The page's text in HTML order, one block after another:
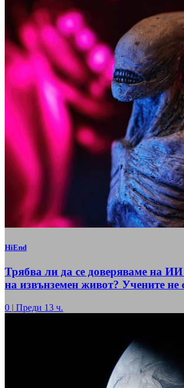
HiEnd
Трябва ли да се доверяваме на ИИ
на извънземен живот? Учените не
0 | Преди 13 ч.